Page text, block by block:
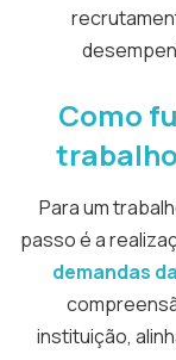
Como
Para um
passo é a
demandas
instituição,